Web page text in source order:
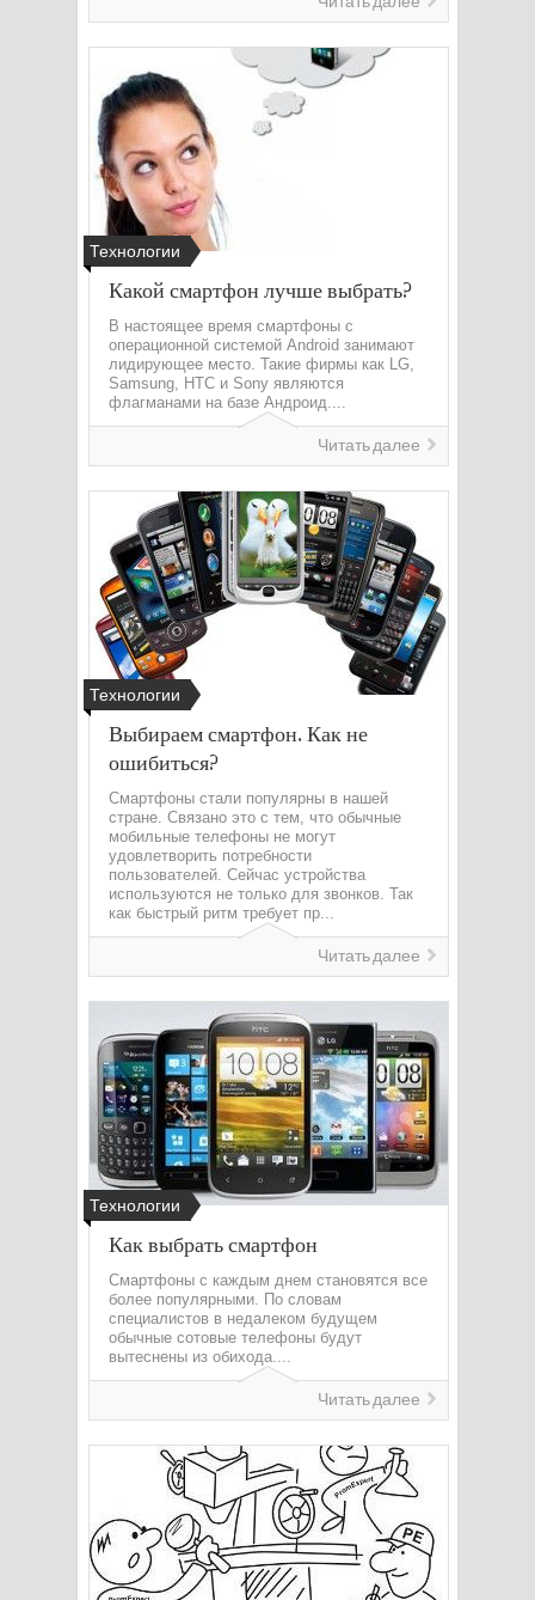
Технологии
Какой смартфон лучше выбрать?
В настоящее время смартфоны с
операционной системой Android занимают
лидирующее место. Такие фирмы как LG,
Samsung, HTC и Sony являются
флагманами на базе Андроид....
Читать далее
Технологии
Выбираем смартфон. Как не
ошибиться?
Смартфоны стали популярны в нашей
стране. Связано это с тем, что обычные
мобильные телефоны не могут
удовлетворить потребности
пользователей. Сейчас устройства
используются не только для звонков. Так
как быстрый ритм требует пр...
Читать далее
Технологии
Как выбрать смартфон
Смартфоны с каждым днем становятся все
более популярными. По словам
специалистов в недалеком будущем
обычные сотовые телефоны будут
вытеснены из обихода....
Читать далее